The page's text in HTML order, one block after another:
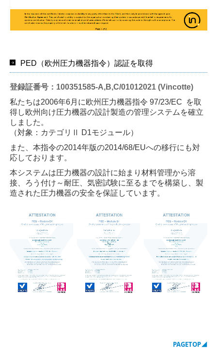
PED（欧州圧力機器指令）認証を取得
登録証番号：100351585-A,B,C/01012021 (Vincotte)
私たちは2006年6月に欧州圧力機器指令 97/23/EC を取
得し欧州向け圧力機器の設計製造の管理システムを確立
しました。
（対象：カテゴリⅡ D1モジュール）
また、本指令の2014年版の2014/68/EUへの移行にも対
応しております。
本システムは圧力機器の設計に始まり材料管理から溶
接、 ろう付け～耐圧、気密試験に至るまでを構築し、製
造された圧力機器の安全を保証しています。
PAGETOP◢